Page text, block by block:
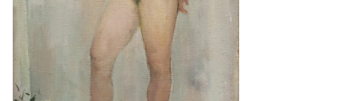
简体中文